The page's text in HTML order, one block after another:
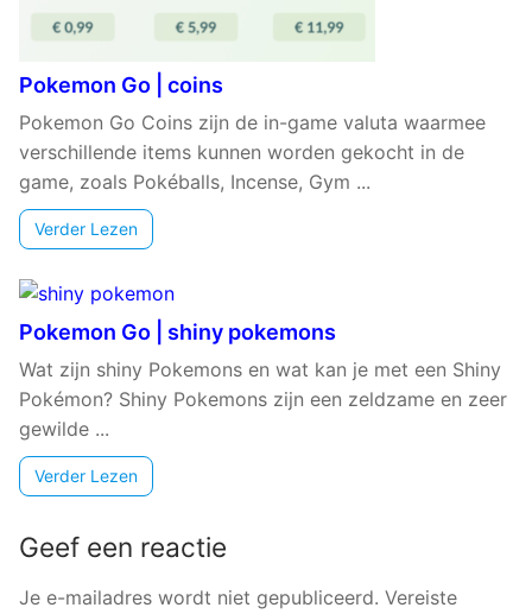
Pokemon Go | coins
Pokemon Go Coins zijn de in-game valuta waarmee
verschillende items kunnen worden gekocht in de
game, zoals Pokéballs, Incense, Gym ...
Verder Lezen
Pokemon Go | shiny pokemons
Wat zijn shiny Pokemons en wat kan je met een Shiny
Pokémon? Shiny Pokemons zijn een zeldzame en zeer
gewilde ...
Verder Lezen
Geef een reactie
Je e-mailadres wordt niet gepubliceerd. Vereiste